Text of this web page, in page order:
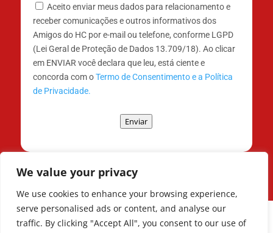
We value your privacy
We use cookies to enhance your browsing experience,
serve personalised ads or content, and analyse our
traffic. By clicking "Accept All", you consent to our use of
Aceito enviar meus dados para relacionamento e
receber comunicações e outros informativos dos
Amigos do HC por e-mail ou telefone, conforme LGPD
(Lei Geral de Proteção de Dados 13.709/18). Ao clicar
em ENVIAR você declara que leu, está ciente e
concorda com oTermo de Consentimento e a Política
de Privacidade.
Enviar